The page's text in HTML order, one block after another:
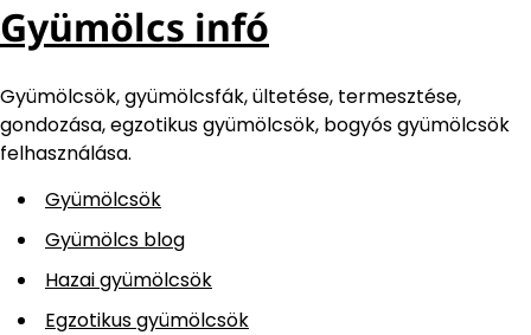
Gyümölcs infó
Gyümölcsök, gyümölcsfák, ültetése, termesztése,
gondozása, egzotikus gyümölcsök, bogyós gyümölcsök
felhasználása.
Gyümölcsök
Gyümölcs blog
Hazai gyümölcsök
Egzotikus gyümölcsök